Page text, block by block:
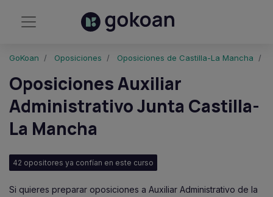
GoKoan Oposiciones Oposiciones de Castilla-La Mancha
Oposiciones Auxiliar
Administrativo Junta Castilla-
La Mancha
42 opositores ya confían en este curso
Si quieres preparar oposiciones a Auxiliar Administrativo de la